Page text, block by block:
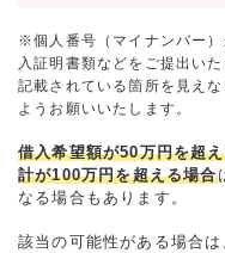
※個人番号（マイナンバー
入証明書類などをご提出い
記載されている箇所を見え
ようお願いいたします。
借入希望額が50万円を超
計が100万円を超える場合
なる場合もあります。
該当の可能性がある場合